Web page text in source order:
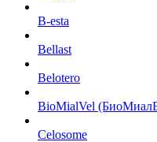
B-esta
Bellast
Belotero
BioMialVel
Celosome